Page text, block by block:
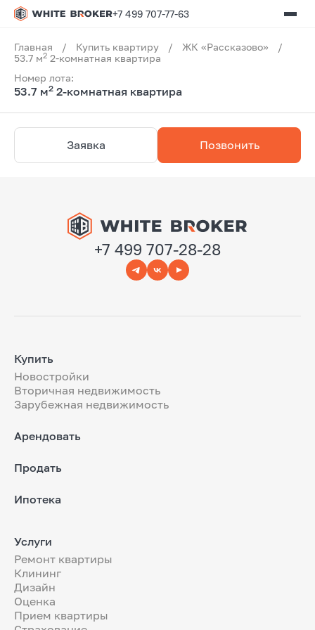
+7 499 707-77-63
Главная / Купить квартиру / ЖК «Рассказово»
/
53.7 м2 2-комнатная квартира
Номер лота:
53.7 м2 2-комнатная квартира
Заявка Позвонить
+7 499 707-28-28
Купить
Новостройки
Вторичная недвижимость
Зарубежная недвижимость
Арендовать
Продать
Ипотека
Услуги
Ремонт квартиры
Клининг
Дизайн
Оценка
Прием квартиры